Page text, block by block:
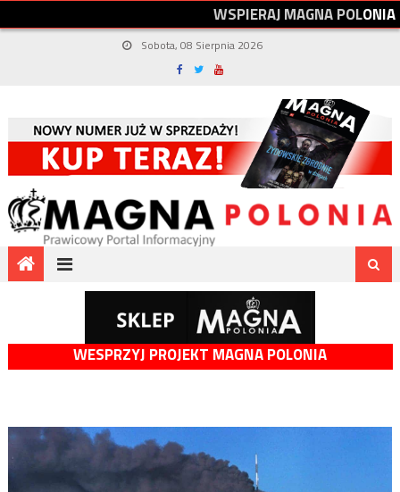
WSPIERAJMAGNAPOLONIA
Sobota, 08 Sierpnia 2026
WESPRZYJ PROJEKT MAGNA POLONIA